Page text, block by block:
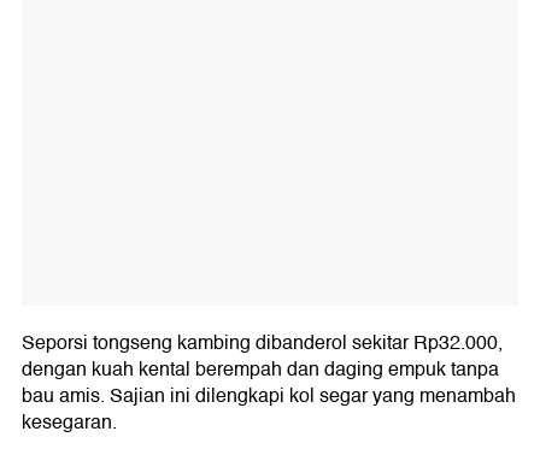
Seporsi tongseng kambing dibanderol sekitar Rp32.000,
dengan kuah kental berempah dan daging empuk tanpa
bau amis. Sajian ini dilengkapi kol segar yang menambah
kesegaran.